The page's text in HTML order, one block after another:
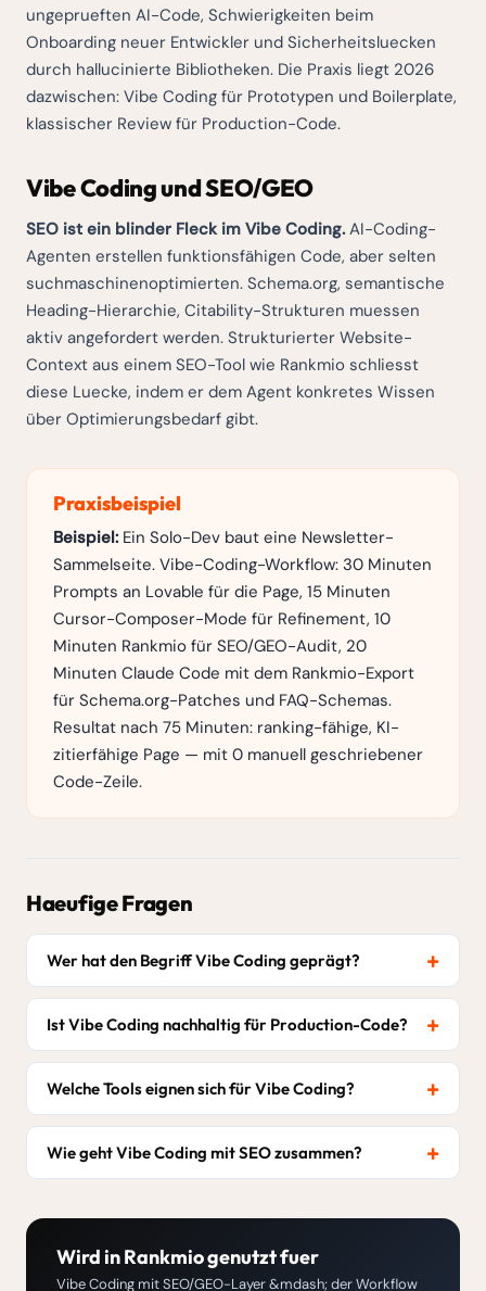
ungeprueften AI-Code, Schwierigkeiten beim
Onboarding neuer Entwickler und Sicherheitsluecken
durch hallucinierte Bibliotheken. Die Praxis liegt 2026
dazwischen: Vibe Coding für Prototypen und Boilerplate,
klassischer Review für Production-Code.
Vibe Coding und SEO/GEO
SEO ist ein blinder Fleck im Vibe Coding.AI-Coding-
Agenten erstellen funktionsfähigen Code, aber selten
suchmaschinenoptimierten. Schema.org, semantische
Heading-Hierarchie, Citability-Strukturen muessen
aktiv angefordert werden. Strukturierter Website-
Context aus einem SEO-Tool wie Rankmio schliesst
diese Luecke, indem er dem Agent konkretes Wissen
über Optimierungsbedarf gibt.
Praxisbeispiel
Beispiel:Ein Solo-Dev baut eine Newsletter-
Sammelseite. Vibe-Coding-Workflow: 30 Minuten
Prompts an Lovable für die Page, 15 Minuten
Cursor-Composer-Mode für Refinement, 10
Minuten Rankmio für SEO/GEO-Audit, 20
Minuten Claude Code mit dem Rankmio-Export
für Schema.org-Patches und FAQ-Schemas.
Resultat nach 75 Minuten: ranking-fähige, KI-
zitierfähige Page — mit 0 manuell geschriebener
Code-Zeile.
Haeufige Fragen
Wer hat den Begriff Vibe Coding geprägt?
Ist Vibe Coding nachhaltig für Production-Code?
Welche Tools eignen sich für Vibe Coding?
Wie geht Vibe Coding mit SEO zusammen?
Wird in Rankmio genutzt fuer
Vibe Coding mit SEO/GEO-Layer &mdash; der Workflow